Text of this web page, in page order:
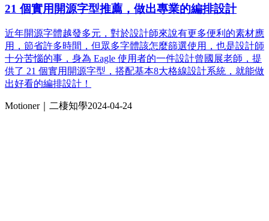
21 個實用開源字型推薦，做出專業的編排設計
近年開源字體越發多元，對於設計師來說有更多便利的素材應
用，節省許多時間，但眾多字體該怎麼篩選使用，也是設計師
十分苦惱的事，身為 Eagle 使用者的一件設計曾國展老師，提
供了 21 個實用開源字型，搭配基本8大格線設計系統，就能做
出好看的編排設計！
Motioner｜二棲知學2024-04-24